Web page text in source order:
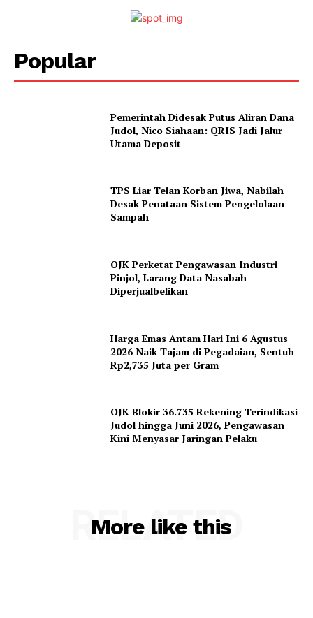
Popular
Pemerintah Didesak Putus Aliran Dana
Judol, Nico Siahaan: QRIS Jadi Jalur
Utama Deposit
TPS Liar Telan Korban Jiwa, Nabilah
Desak Penataan Sistem Pengelolaan
Sampah
OJK Perketat Pengawasan Industri
Pinjol, Larang Data Nasabah
Diperjualbelikan
Harga Emas Antam Hari Ini 6 Agustus
2026 Naik Tajam di Pegadaian, Sentuh
Rp2,735 Juta per Gram
OJK Blokir 36.735 Rekening Terindikasi
Judol hingga Juni 2026, Pengawasan
Kini Menyasar Jaringan Pelaku
More like this
RELATED